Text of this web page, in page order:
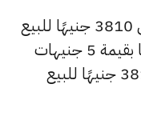
كما انخفض سعر عيار 21 ليصل إلى 3810 جنيهًا للبيع
و3790 جنيهًا للشراء، بعد انخفاضًا بقيمة 5 جنيهات
مقارنة بالسعر السابق الذي بلغ 3815 جنيهًا للبيع